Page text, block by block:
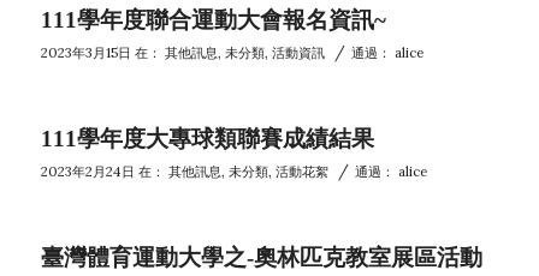
111學年度聯合運動大會報名資訊~
2023年3月15日 在： 其他訊息 , 未分類, 活動資訊 / 通過： alice
111學年度大專球類聯賽成績結果
2023年2月24日 在： 其他訊息 , 未分類, 活動花絮 / 通過： alice
臺灣體育運動大學之-奧林匹克教室展區活動